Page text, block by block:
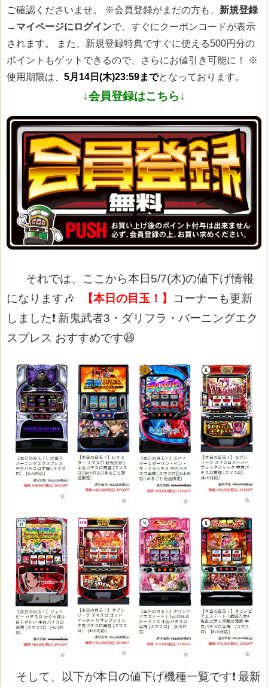
ご確認くださいませ。
※会員登録がまだの方も、 新規登録
→マイページにログインで、すぐにクーポンコードが表示
されます。 また、新規登録特典ですぐに使える500円分の
ポイントもゲットできるので、さらにお値引き可能に！
※
使用期限は、 5月14日(木)23:59までとなっております。
↓会員登録はこちら↓
それでは、ここから本日5/7(木)の値下げ情報
になります🎶
【本日の目玉！】
コーナーも更新
しました❗ 新鬼武者3・ダリフラ・バーニングエク
スプレス おすすめです😆
そして、以下が本日の値下げ機種一覧です❗ 最新